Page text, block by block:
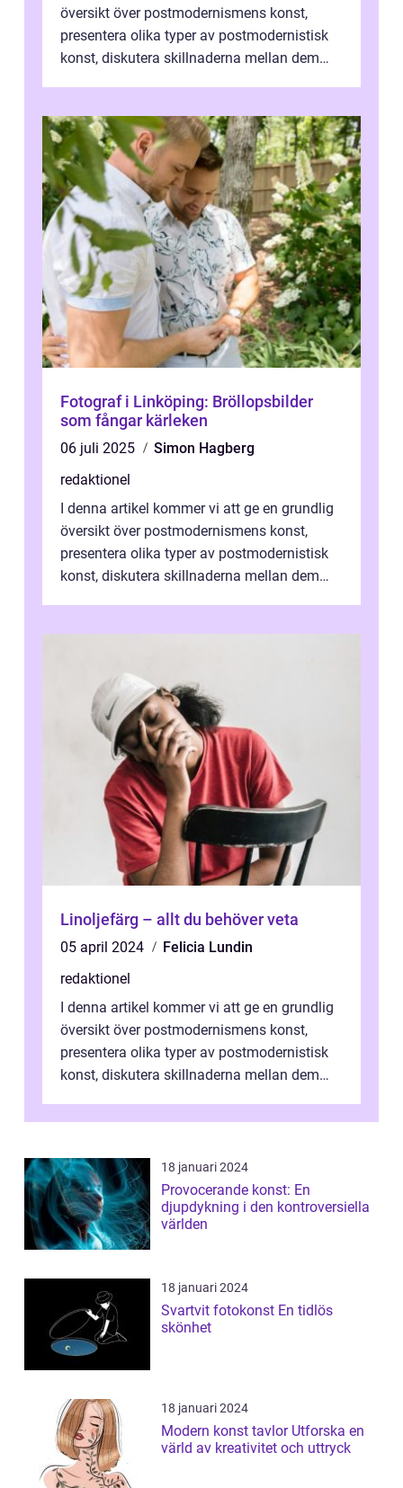
översikt över postmodernismens konst,
presentera olika typer av postmodernistisk
konst, diskutera skillnaderna mellan dem
Fotograf i Linköping: Bröllopsbilder
som fångar kärleken
06 juli 2025
Simon Hagberg
redaktionel
I denna artikel kommer vi att ge en grundlig
översikt över postmodernismens konst,
presentera olika typer av postmodernistisk
konst, diskutera skillnaderna mellan dem
Linoljefärg – allt du behöver veta
05 april 2024
Felicia Lundin
redaktionel
I denna artikel kommer vi att ge en grundlig
översikt över postmodernismens konst,
presentera olika typer av postmodernistisk
konst, diskutera skillnaderna mellan dem
18 januari 2024
Provocerande konst: En
djupdykning i den kontroversiella
världen
18 januari 2024
Svartvit fotokonst En tidlös
skönhet
18 januari 2024
Modern konst tavlor Utforska en
värld av kreativitet och uttryck